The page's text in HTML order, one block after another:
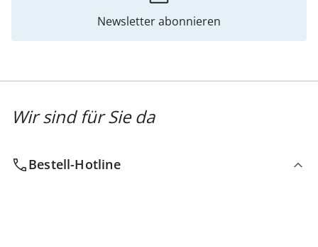
Newsletter abonnieren
Wir sind für Sie da
Bestell-Hotline